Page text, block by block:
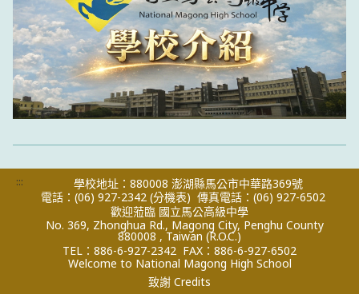
:::
學校地址：880008 澎湖縣馬公市中華路369號
電話：(06) 927-2342 (分機表) 傳真電話：(06) 927-6502
歡迎蒞臨 國立馬公高級中學
No. 369, Zhonghua Rd., Magong City, Penghu County
880008 , Taiwan (R.O.C.)
TEL：886-6-927-2342 FAX：886-6-927-6502
Welcome to National Magong High School
致謝 Credits